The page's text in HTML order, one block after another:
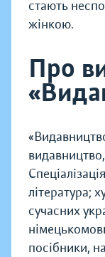
стають
жінкою.
Про
література;
сучасних
посібники,